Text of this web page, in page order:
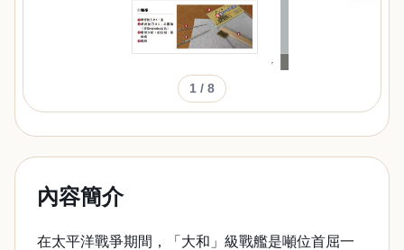
1 / 8
內容簡介
在太平洋戰爭期間，「大和」級戰艦是噸位首屈一